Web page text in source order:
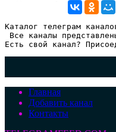
Каталог телеграм
Все каналы
Есть свой канал?
Главная
Добавить канал
Контакты